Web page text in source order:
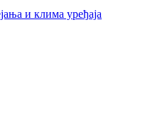
и клима уређаја